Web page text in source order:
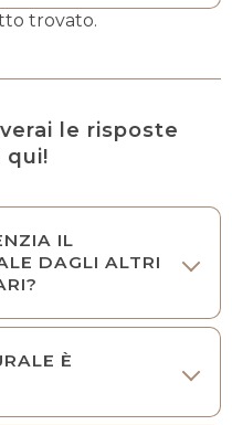
trovato.
le risposte
qui!
IL
DAGLI ALTRI
È